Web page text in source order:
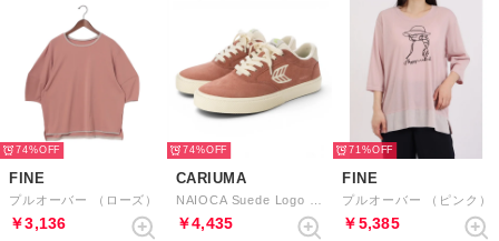
74%
FINE
プルオーバー （ローズ）
￥3,136
74%
CARIUMA
NAIOCA Suede Logo Sneaker （Whithered Rose Ivory）
￥4,435
71%
FINE
プルオーバー （ピンク）
￥5,385